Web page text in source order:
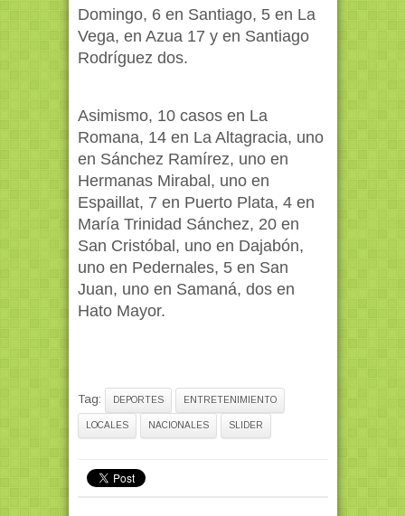
Domingo, 6 en Santiago, 5 en La
Vega, en Azua 17 y en Santiago
Rodríguez dos.
Asimismo, 10 casos en La
Romana, 14 en La Altagracia, uno
en Sánchez Ramírez, uno en
Hermanas Mirabal, uno en
Espaillat, 7 en Puerto Plata, 4 en
María Trinidad Sánchez, 20 en
San Cristóbal, uno en Dajabón,
uno en Pedernales, 5 en San
Juan, uno en Samaná, dos en
Hato Mayor.
Tag: DEPORTES ENTRETENIMIENTO
LOCALES NACIONALES SLIDER